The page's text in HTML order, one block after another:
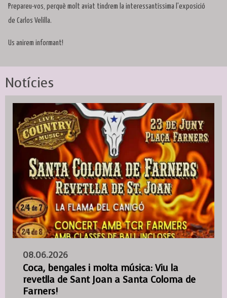
Prepareu-vos, perquè molt aviat tindrem la interessantíssima l'exposició
de Carlos Velilla.
Us anirem informant!
Notícies
08.06.2026
Coca, bengales i molta música: Viu la
revetlla de Sant Joan a Santa Coloma de
Farners!